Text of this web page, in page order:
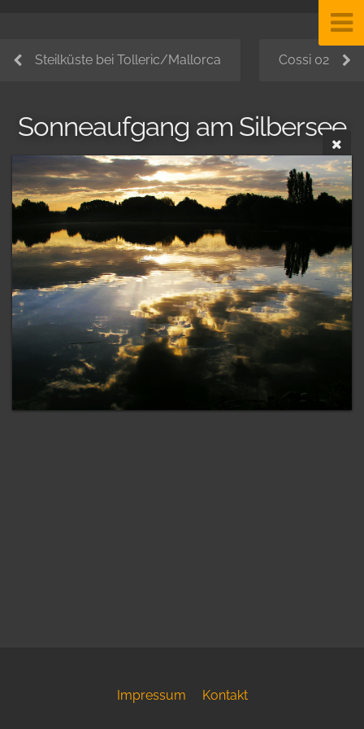
Steilküste bei Tolleric/Mallorca Cossi 02
Sonneaufgang am Silbersee
Impressum Kontakt